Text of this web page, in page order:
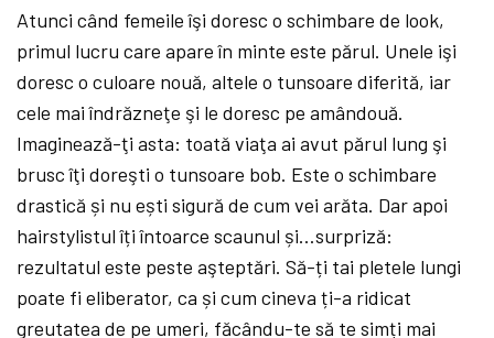
Atunci când femeile îşi doresc o schimbare de look,
primul lucru care apare în minte este părul. Unele işi
doresc o culoare nouă, altele o tunsoare diferită, iar
cele mai îndrăzneţe şi le doresc pe amândouă.
Imaginează-ţi asta: toată viaţa ai avut părul lung şi
brusc îţi doreşti o tunsoare bob. Este o schimbare
drastică și nu ești sigură de cum vei arăta. Dar apoi
hairstylistul îți întoarce scaunul și…surpriză:
rezultatul este peste aşteptări. Să-ți tai pletele lungi
poate fi eliberator, ca și cum cineva ți-a ridicat
greutatea de pe umeri, făcându-te să te simți mai